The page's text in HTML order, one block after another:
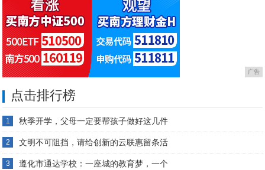
广告
点击排行榜
1 秋季开学，父母一定要帮孩子做好这几件
2 文明不可阻挡，请给创新的云联惠留条活
3 遵化市通达学校：一座城的教育梦，一个